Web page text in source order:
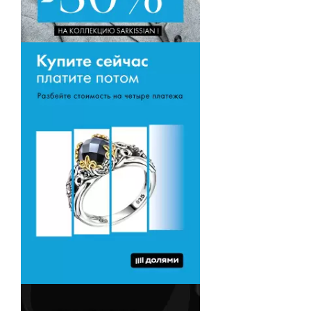
жемчуг имитация
жемчуг культивированный
жемчуг майорика
жемчуг синтетический
золото
изменить или удалить
изумруд
иолит
карборунд